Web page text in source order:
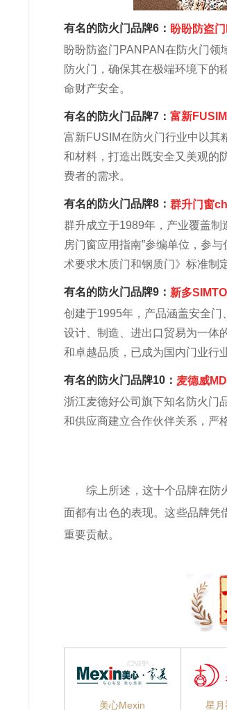
有名的防火门品牌6： 盼盼防盗
盼盼防盗门PANPAN在防火门
防火门，确保其在极端环境下的
命财产安全。
有名的防火门品牌7： 富新FUSIM
富新FUSIM在防火门行业中以其
和材料，打造出既安全又美观的
费者的需求。
有名的防火门品牌8： 群升门窗
群升成立于1989年，产业覆盖制
房门窗应用指南”参编单位，参
术要求木质门和钢质门》标准制定
有名的防火门品牌9： 新多SIMTO
创建于1995年，产品涵盖安全
设计、制造、进出口贸易为一体
和卓越品质，已成为国内门业行
有名的防火门品牌10： 麦德威
浙江麦德好公司旗下知名防火门
和供应商建立合作伙伴关系，严
综上所述，这十个品牌在防
面都有出色的表现。这些品牌凭
重要贡献。
美心Mexin 星月